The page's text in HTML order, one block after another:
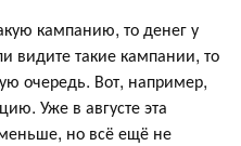
кампанию, то денег у
видите такие кампании, то
очередь. Вот, например,
Уже в августе эта
но всё ещё не